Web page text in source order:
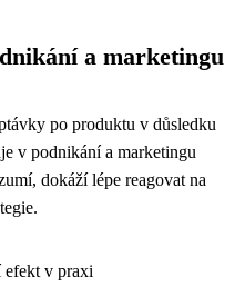
a marketingu
po produktu v důsledku
v podnikání a marketingu
dokáží lépe reagovat na
efekt v praxi